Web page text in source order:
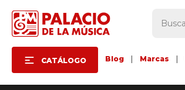
CATÁLOGO Blog Marcas